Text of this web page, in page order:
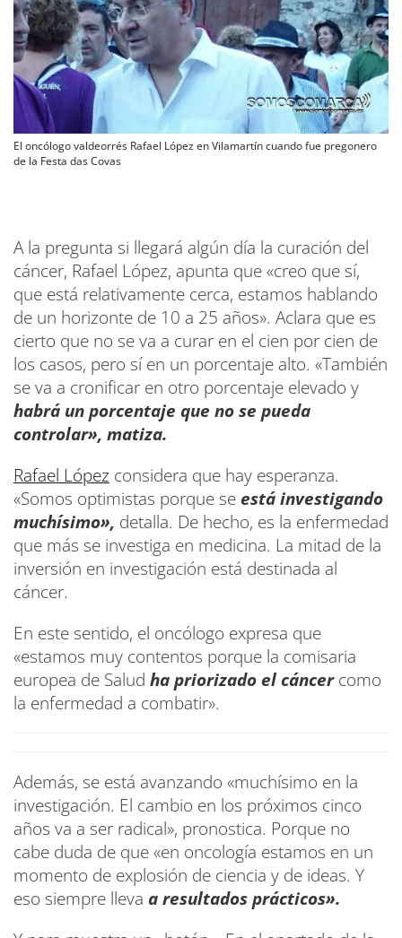
El oncólogo valdeorrés Rafael López en Vilamartín cuando fue pregonero
de la Festa das Covas
A la pregunta si llegará algún día la curación del
cáncer, Rafael López, apunta que «creo que sí,
que está relativamente cerca, estamos hablando
de un horizonte de 10 a 25 años». Aclara que es
cierto que no se va a curar en el cien por cien de
los casos, pero sí en un porcentaje alto. «También
se va a cronificar en otro porcentaje elevado y
habrá un porcentaje que no se pueda
controlar», matiza.
Rafael López considera que hay esperanza.
«Somos optimistas porque seestá investigando
muchísimo», detalla. De hecho, es la enfermedad
que más se investiga en medicina. La mitad de la
inversión en investigación está destinada al
cáncer.
En este sentido, el oncólogo expresa que
«estamos muy contentos porque la comisaria
europea de Salud ha priorizado el cáncercomo
la enfermedad a combatir».
Además, se está avanzando «muchísimo en la
investigación. El cambio en los próximos cinco
años va a ser radical», pronostica. Porque no
cabe duda de que «en oncología estamos en un
momento de explosión de ciencia y de ideas. Y
eso siempre lleva a resultados prácticos».